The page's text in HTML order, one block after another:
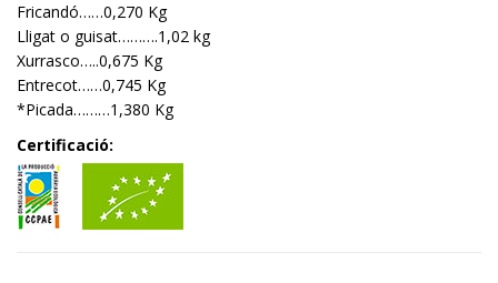
Fricandó……0,270 Kg
Lligat o guisat……….1,02 kg
Xurrasco…..0,675 Kg
Entrecot……0,745 Kg
*Picada………1,380 Kg
Certificació: